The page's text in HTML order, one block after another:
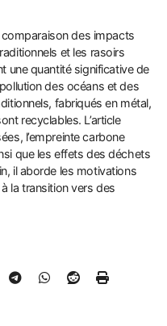
comparaison des impacts
et les rasoirs
une quantité significative de
des océans et des
fabriqués en métal,
recyclables. L’article
l’empreinte carbone
que les effets des déchets
il aborde les motivations
la transition vers des